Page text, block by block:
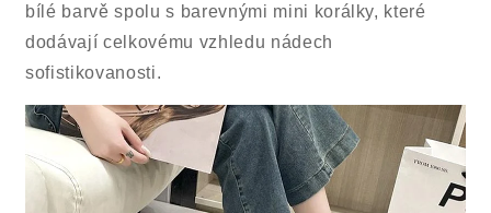
bílé barvě spolu s barevnými mini korálky, které
dodávají celkovému vzhledu nádech
sofistikovanosti.